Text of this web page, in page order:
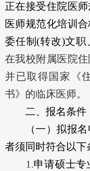
正在接受住院医
医师规范化培训
委任制 (转改)文职
在我校附属医院
并已取得国家《
书》的临床医师。
二、报名条件
（一）拟报名
者须同时符合以下
1.申请硕士专